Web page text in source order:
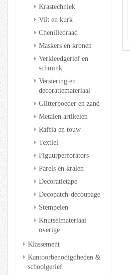
Krastechniek
Vilt en kurk
Chenilledraad
Maskers en kronen
Verkleedgerief en
schmink
Versiering en
decoratiemateriaal
Glitterpoeder en zand
Metalen artikelen
Raffia en touw
Textiel
Figuurperforators
Parels en kralen
Decoratietape
Decopatch-découpage
Stempelen
Knutselmateriaal
overige
Klassement
Kantoorbenodigdheden &
schoolgerief